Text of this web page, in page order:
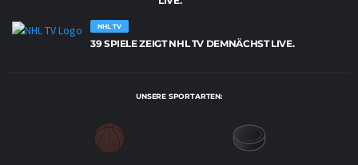
NHL TV
39 SPIELE ZEIGT NHL TV DEMNÄCHST LIVE.
UNSERE SPORTARTEN: